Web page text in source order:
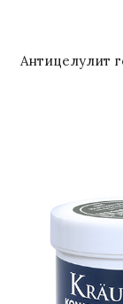
Антицелулит